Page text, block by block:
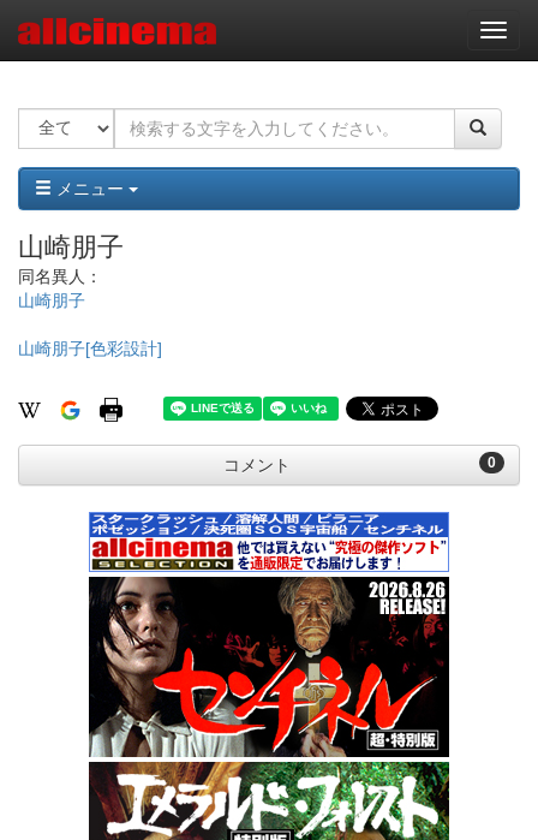
ナ
ビ
ー
ョ
ン
メニュー
山崎朋子
同名異人：
山崎朋子
山崎朋子[色彩設計]
0
コメント